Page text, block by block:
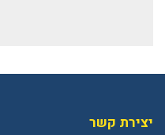
יצירת קשר